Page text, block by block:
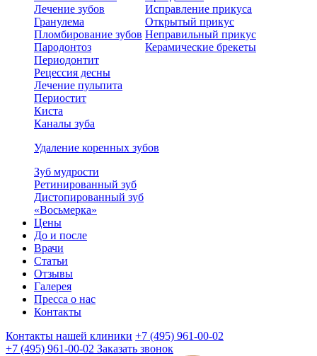
Лечение зубов
Гранулема
Пломбирование зубов
Пародонтоз
Периодонтит
Рецессия десны
Лечение пульпита
Периостит
Киста
Каналы зуба
Исправление прикуса
Открытый прикус
Неправильный прикус
Керамические брекеты
Удаление коренных зубов
Зуб мудрости
Ретинированный зуб
Дистопированный зуб
«Восьмерка»
Цены
До и после
Врачи
Статьи
Отзывы
Галерея
Пресса о нас
Контакты
Контакты нашей клиники +7 (495) 961-00-02
+7 (495) 961-00-02 Заказать звонок